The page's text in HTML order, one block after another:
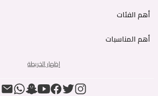
أهم الفئات
أهم المناسبات
إظهار الخريطة